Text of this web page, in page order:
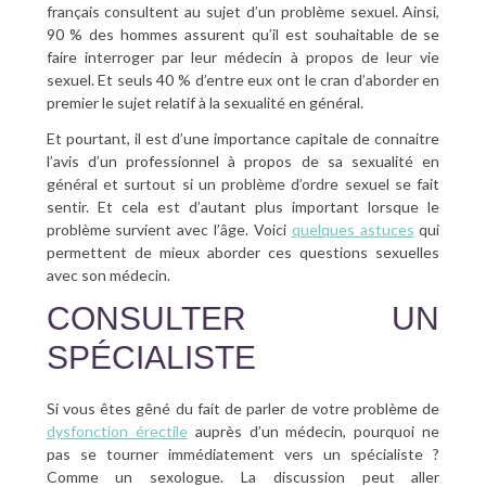
français consultent au sujet d’un problème sexuel. Ainsi,
90 % des hommes assurent qu’il est souhaitable de se
faire interroger par leur médecin à propos de leur vie
sexuel. Et seuls 40 % d’entre eux ont le cran d’aborder en
premier le sujet relatif à la sexualité en général.
Et pourtant, il est d’une importance capitale de connaitre
l’avis d’un professionnel à propos de sa sexualité en
général et surtout si un problème d’ordre sexuel se fait
sentir. Et cela est d’autant plus important lorsque le
problème survient avec l’âge. Voici quelques astuces qui
permettent de mieux aborder ces questions sexuelles
avec son médecin.
CONSULTER UN
SPÉCIALISTE
Si vous êtes gêné du fait de parler de votre problème de
dysfonction érectileauprès d’un médecin, pourquoi ne
pas se tourner immédiatement vers un spécialiste ?
Comme un sexologue. La discussion peut aller